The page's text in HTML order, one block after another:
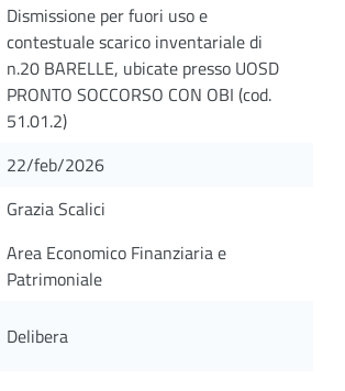
Dismissione per fuori uso e
contestuale scarico inventariale di
n.20 BARELLE, ubicate presso UOSD
PRONTO SOCCORSO CON OBI (cod.
51.01.2)
22/feb/2026
Grazia Scalici
Area Economico Finanziaria e
Patrimoniale
Delibera